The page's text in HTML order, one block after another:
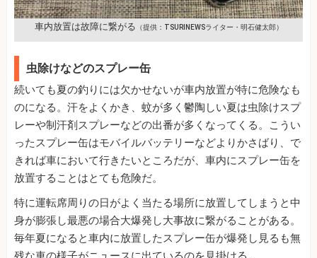
車内放置は故障に繋がる （提供：TSURINEWSライター・明石健太郎）
虫除けなどのスプレー缶
続いても夏の釣りには欠かせないが車内放置が特に危険なも
のになる。汗をよくかき、蚊が多く鬱陶しい夏は虫除けスプ
レーや制汗剤スプレーなどの出番が多くなってくる。こうい
ったスプレー缶はモバイルバッテリーなどよりかさばり、で
きれば車において行きたいところだが、車内にスプレー缶を
放置することはとても危険だ。
特に運転席周りの日がよく当たる場所に放置してしまうと中
身が膨張し最悪の場合大爆発し大事故に繋がることがある。
毎年夏になると車内に放置したスプレー缶が爆発し見るも無